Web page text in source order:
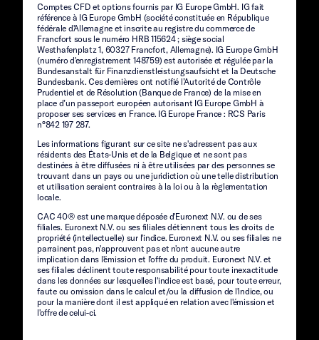
Comptes CFD et options fournis par IG Europe GmbH. IG fait
référence à IG Europe GmbH (société constituée en République
fédérale d'Allemagne et inscrite au registre du commerce de
Francfort sous le numéro HRB 115624 ; siège social
Westhafenplatz 1, 60327 Francfort, Allemagne). IG Europe GmbH
(numéro d'enregistrement 148759) est autorisée et régulée par la
Bundesanstalt für Finanzdienstleistungsaufsicht et la Deutsche
Bundesbank. Ces dernières ont notifié l’Autorité de Contrôle
Prudentiel et de Résolution (Banque de France) de la mise en
place d’un passeport européen autorisant IG Europe GmbH à
proposer ses services en France. IG Europe France : RCS Paris
n°842 197 287.
Les informations figurant sur ce site ne s'adressent pas aux
résidents des États-Unis et de la Belgique et ne sont pas
destinées à être diffusées ni à être utilisées par des personnes se
trouvant dans un pays ou une juridiction où une telle distribution
et utilisation seraient contraires à la loi ou à la règlementation
locale.
CAC 40® est une marque déposée d'Euronext N.V. ou de ses
filiales. Euronext N.V. ou ses filiales détiennent tous les droits de
propriété (intellectuelle) sur l'indice. Euronext N.V. ou ses filiales ne
parrainent pas, n'approuvent pas et n'ont aucune autre
implication dans l'émission et l'offre du produit. Euronext N.V. et
ses filiales déclinent toute responsabilité pour toute inexactitude
dans les données sur lesquelles l'indice est basé, pour toute erreur,
faute ou omission dans le calcul et/ou la diffusion de l'indice, ou
pour la manière dont il est appliqué en relation avec l'émission et
l'offre de celui-ci.